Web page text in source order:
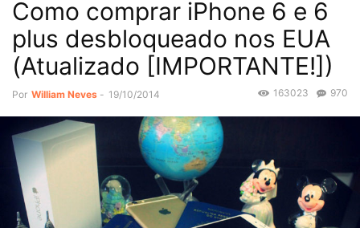
Como comprar iPhone 6 e 6
plus desbloqueado nos EUA
(Atualizado [IMPORTANTE!])
Por William Neves - 19/10/2014 970
163023